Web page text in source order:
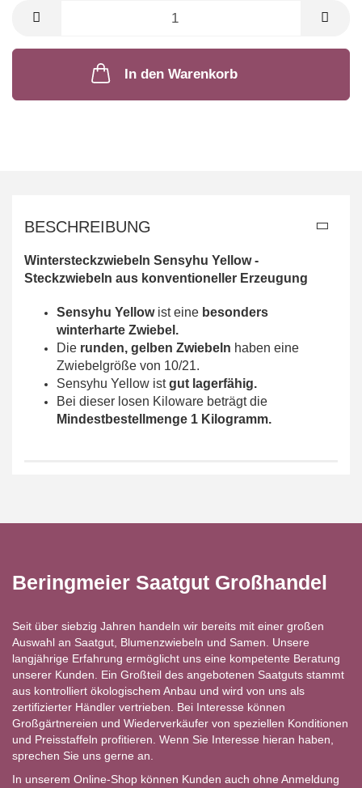
In den Warenkorb
BESCHREIBUNG
Wintersteckzwiebeln Sensyhu Yellow -
Steckzwiebeln aus konventioneller Erzeugung
Sensyhu Yellow ist eine besonders
winterharte Zwiebel.
Die runden, gelben Zwiebeln haben eine
Zwiebelgröße von 10/21.
Sensyhu Yellow istgut lagerfähig.
Bei dieser losen Kiloware beträgt die
Mindestbestellmenge 1 Kilogramm.
Beringmeier Saatgut Großhandel
Seit über siebzig Jahren handeln wir bereits mit einer großen
Auswahl an Saatgut, Blumenzwiebeln und Samen. Unsere
langjährige Erfahrung ermöglicht uns eine kompetente Beratung
unserer Kunden. Ein Großteil des angebotenen Saatguts stammt
aus kontrolliert ökologischem Anbau und wird von uns als
zertifizierter Händler vertrieben. Bei Interesse können
Großgärtnereien und Wiederverkäufer von speziellen Konditionen
und Preisstaffeln profitieren. Wenn Sie Interesse hieran haben,
sprechen Sie uns gerne an.
In unserem Online-Shop können Kunden auch ohne Anmeldung